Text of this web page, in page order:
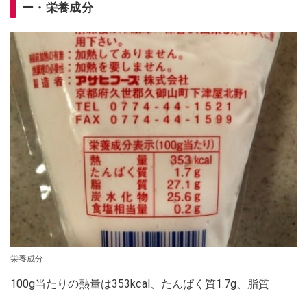
ー・栄養成分
栄養成分
100g当たりの熱量は353kcal、たんぱく質1.7g、脂質